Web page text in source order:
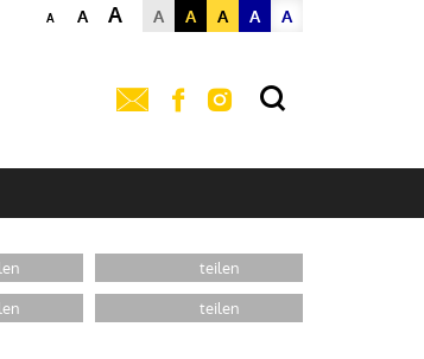
A A A A A A A A